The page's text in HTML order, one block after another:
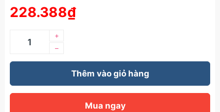
228.388₫
–
+
Thêm vào giỏ hàng
Mua ngay